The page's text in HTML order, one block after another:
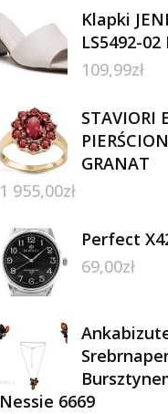
Klapki
LS5492-
109,99zł
STAVIORI
GRANAT
1 955,00zł
Perfect
69,00zł
Nessie 6669